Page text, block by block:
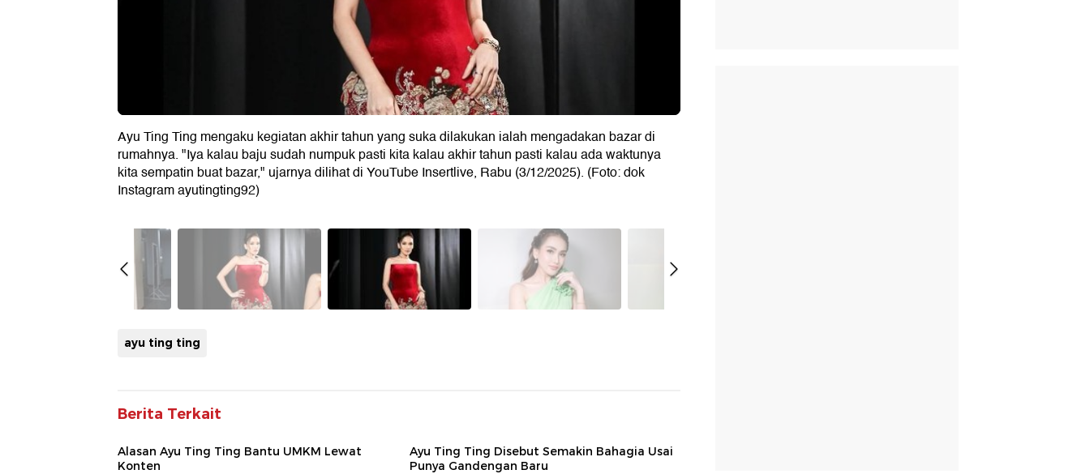
Ayu Ting Ting mengaku kegiatan akhir tahun yang suka dilakukan ialah mengadakan bazar di
rumahnya. "Iya kalau baju sudah numpuk pasti kita kalau akhir tahun pasti kalau ada waktunya
kita sempatin buat bazar," ujarnya dilihat di YouTube Insertlive, Rabu (3/12/2025). (Foto: dok
Instagram ayutingting92)
ayu ting ting
Berita Terkait
Alasan Ayu Ting Ting Bantu UMKM Lewat
Konten
Ayu Ting Ting Disebut Semakin Bahagia Usai
Punya Gandengan Baru